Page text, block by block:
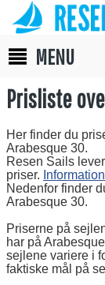
MENU
Prisliste
Her finder du
Arabesque 30.
Resen Sails
priser.
Nedenfor finder
Arabesque 30.
Priserne på
har på
sejlene variere i
faktiske mål på